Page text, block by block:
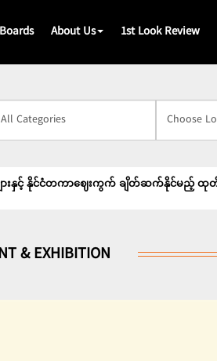
About Us 1st Look Review
းနှင့် နိုင်ငံတကာဈေးကွက် ချိတ်ဆက်နိုင်မည့် ထု
& EXHIBITION